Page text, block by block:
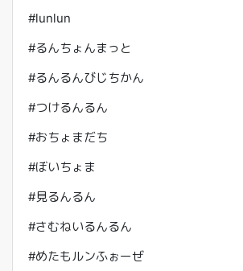
#lunlun
#るんちょんまっと
#るんるんびじちかん
#つけるんるん
#おちょまだち
#ぼいちょま
#見るんるん
#さむねいるんるん
#めたもルンふぉーぜ